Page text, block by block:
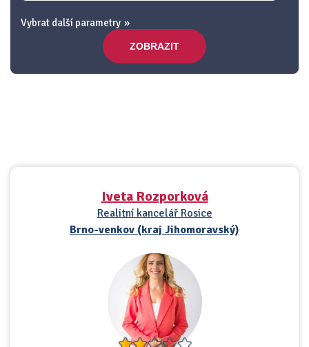
Vybrat další parametry
ZOBRAZIT
Iveta Rozporková
Realitní kancelář Rosice
Brno-venkov (kraj Jihomoravský)